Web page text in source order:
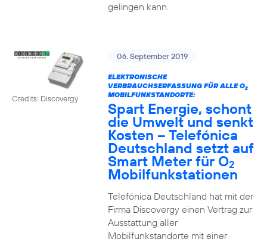
gelingen kann.
Credits: Discovergy
06. September 2019
ELEKTRONISCHE
VERBRAUCHSERFASSUNG FÜR ALLE O2
MOBILFUNKSTANDORTE:
Spart Energie, schont
die Umwelt und senkt
Kosten – Telefónica
Deutschland setzt auf
Smart Meter für O2
Mobilfunkstationen
Telefónica Deutschland hat mit der
Firma Discovergy einen Vertrag zur
Ausstattung aller
Mobilfunkstandorte mit einer